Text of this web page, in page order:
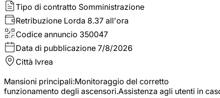
Tipo di contratto Somministrazione
Retribuzione Lorda 8.37 all'ora
Codice annuncio 350047
Data di pubblicazione 7/8/2026
Città Ivrea
Mansioni principali:Monitoraggio del corretto
funzionamento degli ascensori.Assistenza agli utenti in